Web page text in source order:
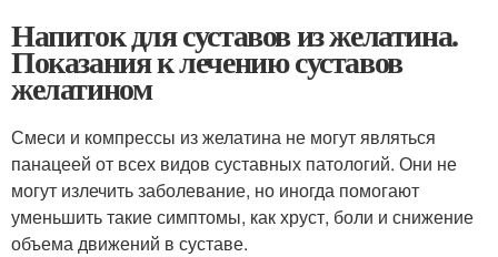
Напиток для суставов из желатина.
Показания к лечению суставов
желатином
Смеси и компрессы из желатина не могут являться
панацеей от всех видов суставных патологий. Они не
могут излечить заболевание, но иногда помогают
уменьшить такие симптомы, как хруст, боли и снижение
объема движений в суставе.